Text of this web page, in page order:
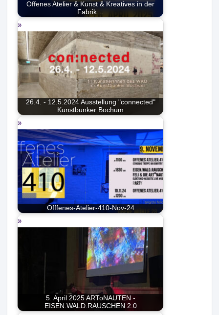
Offenes Atelier & Kunst & Kreatives in der
Fabrik…
26.4. - 12.5.2024 Ausstellung "connected"
Kunstbunker Bochum
Offfenes-Atelier-410-Nov-24
5. April 2025 ARToNAUTEN -
EISEN.WALD.RAUSCHEN 2.0